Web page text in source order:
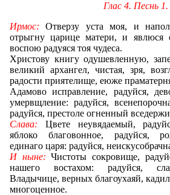
Глас 4. Песнь 1.
Ирмос: Отверзу уста моя, и
отрыгну царице матери, и явлюся
воспою радуяся тоя чудеса.
Христову книгу одушевленную,
великий архангел, чистая, зря,
радости приятелище, еюже
Адамово исправление, радуйся,
умервщление: радуйся,
радуйся, престоле огненный
Слава: Цвете неувядаемый,
яблоко благовонное, радуйся,
единаго царя: радуйся,
И ныне: Чистоты сокровище,
нашего востахом: радуйся,
Владычице, верных благоухаяй,
многоценное.